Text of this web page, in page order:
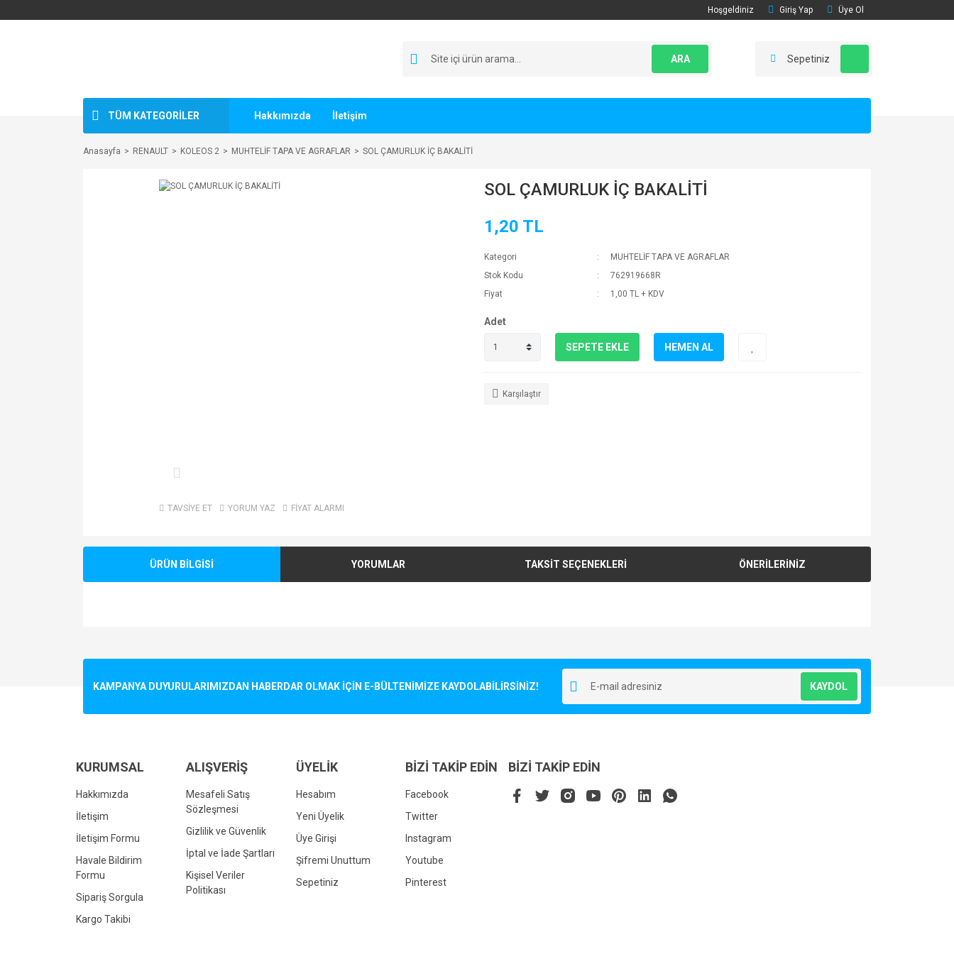
Hoşgeldiniz Giriş Yap Üye Ol
ARA Sepetiniz
TÜM KATEGORİLER Hakkımızda İletişim
Anasayfa RENAULT KOLEOS 2 MUHTELİF TAPA VE AGRAFLAR SOL ÇAMURLUK İÇ BAKALİTİ
TAVSİYE ET YORUM YAZ FİYAT ALARMI
SOL ÇAMURLUK İÇ BAKALİTİ
1,20 TL
Kategori
MUHTELİF TAPA VE AGRAFLAR
Stok Kodu
762919668R
Fiyat
1,00 TL + KDV
Adet
SEPETE EKLE HEMEN AL
Karşılaştır
ÜRÜN BİLGİSİ YORUMLAR TAKSİT SEÇENEKLERİ ÖNERİLERİNİZ
Ürün resmi kalitesiz, bozuk veya görüntülenemiyor.
Bu ürüne benzer farklı alternatifler olmalı.
KAMPANYA DUYURULARIMIZDAN HABERDAR OLMAK İÇİN E-BÜLTENİMİZE KAYDOLABİLİRSİNİZ! KAYDOL
KURUMSAL
Hakkımızda
İletişim
İletişim Formu
Havale Bildirim
Formu
Sipariş Sorgula
Kargo Takibi
ALIŞVERİŞ
Mesafeli Satış
Sözleşmesi
Gizlilik ve Güvenlik
İptal ve İade Şartları
Kişisel Veriler
Politikası
ÜYELİK
Hesabım
Yeni Üyelik
Üye Girişi
Şifremi Unuttum
Sepetiniz
BİZİ TAKİP EDİN
Facebook
Twitter
Instagram
Youtube
Pinterest
BİZİ TAKİP EDİN